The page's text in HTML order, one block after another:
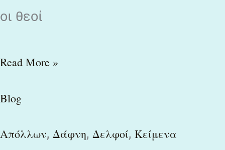
οι θεοί
Read More »
Blog
Απόλλων, Δάφνη, Δελφοί, Κείμενα